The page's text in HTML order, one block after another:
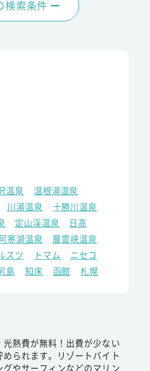
検索条件
温泉
温根湯温泉
川湯温泉
十勝川温泉
定山渓温泉
日高
寒湖温泉
層雲峡温泉
スツ トマム
ニセコ
島 知床 函館 札幌
熱費が無料！出費が少ない
られます。リゾートバイト
やサーフィンなどのマリン